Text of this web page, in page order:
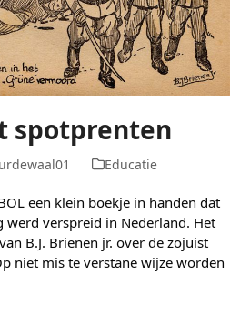
spotprenten
Educatie
een klein boekje in handen dat
werd verspreid in Nederland. Het
B.J. Brienen jr. over de zojuist
niet mis te verstane wijze worden